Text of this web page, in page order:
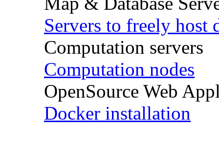
Servers to freely host
Computation servers
Computation nodes
OpenSource Web
Docker installation